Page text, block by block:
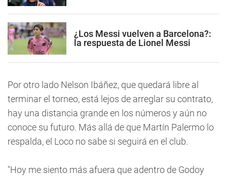
¿Los Messi vuelven a Barcelona?:
la respuesta de Lionel Messi
Por otro lado Nelson Ibáñez, que quedará libre al
terminar el torneo, está lejos de arreglar su contrato,
hay una distancia grande en los números y aún no
conoce su futuro. Más allá de que Martín Palermo lo
respalda, el Loco no sabe si seguirá en el club.
"Hoy me siento más afuera que adentro de Godoy